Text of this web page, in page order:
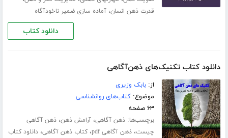
قدرت ذهن انسان،آماده سازی ضمیر ناخودآگاه
دانلود کتاب
دانلود کتاب تکنیک‌های ذهن‌آگاهی
از:بابک وزیری
موضوع:کتاب‌های روانشناسی
۶۳ صفحه
برچسب‌ها:ذهن آگاهی،آرامش ذهن،ذهن آگاهی
چیست،ذهن آگاهی pdf ،کتاب ذهن آگاهی،دانلود کتاب